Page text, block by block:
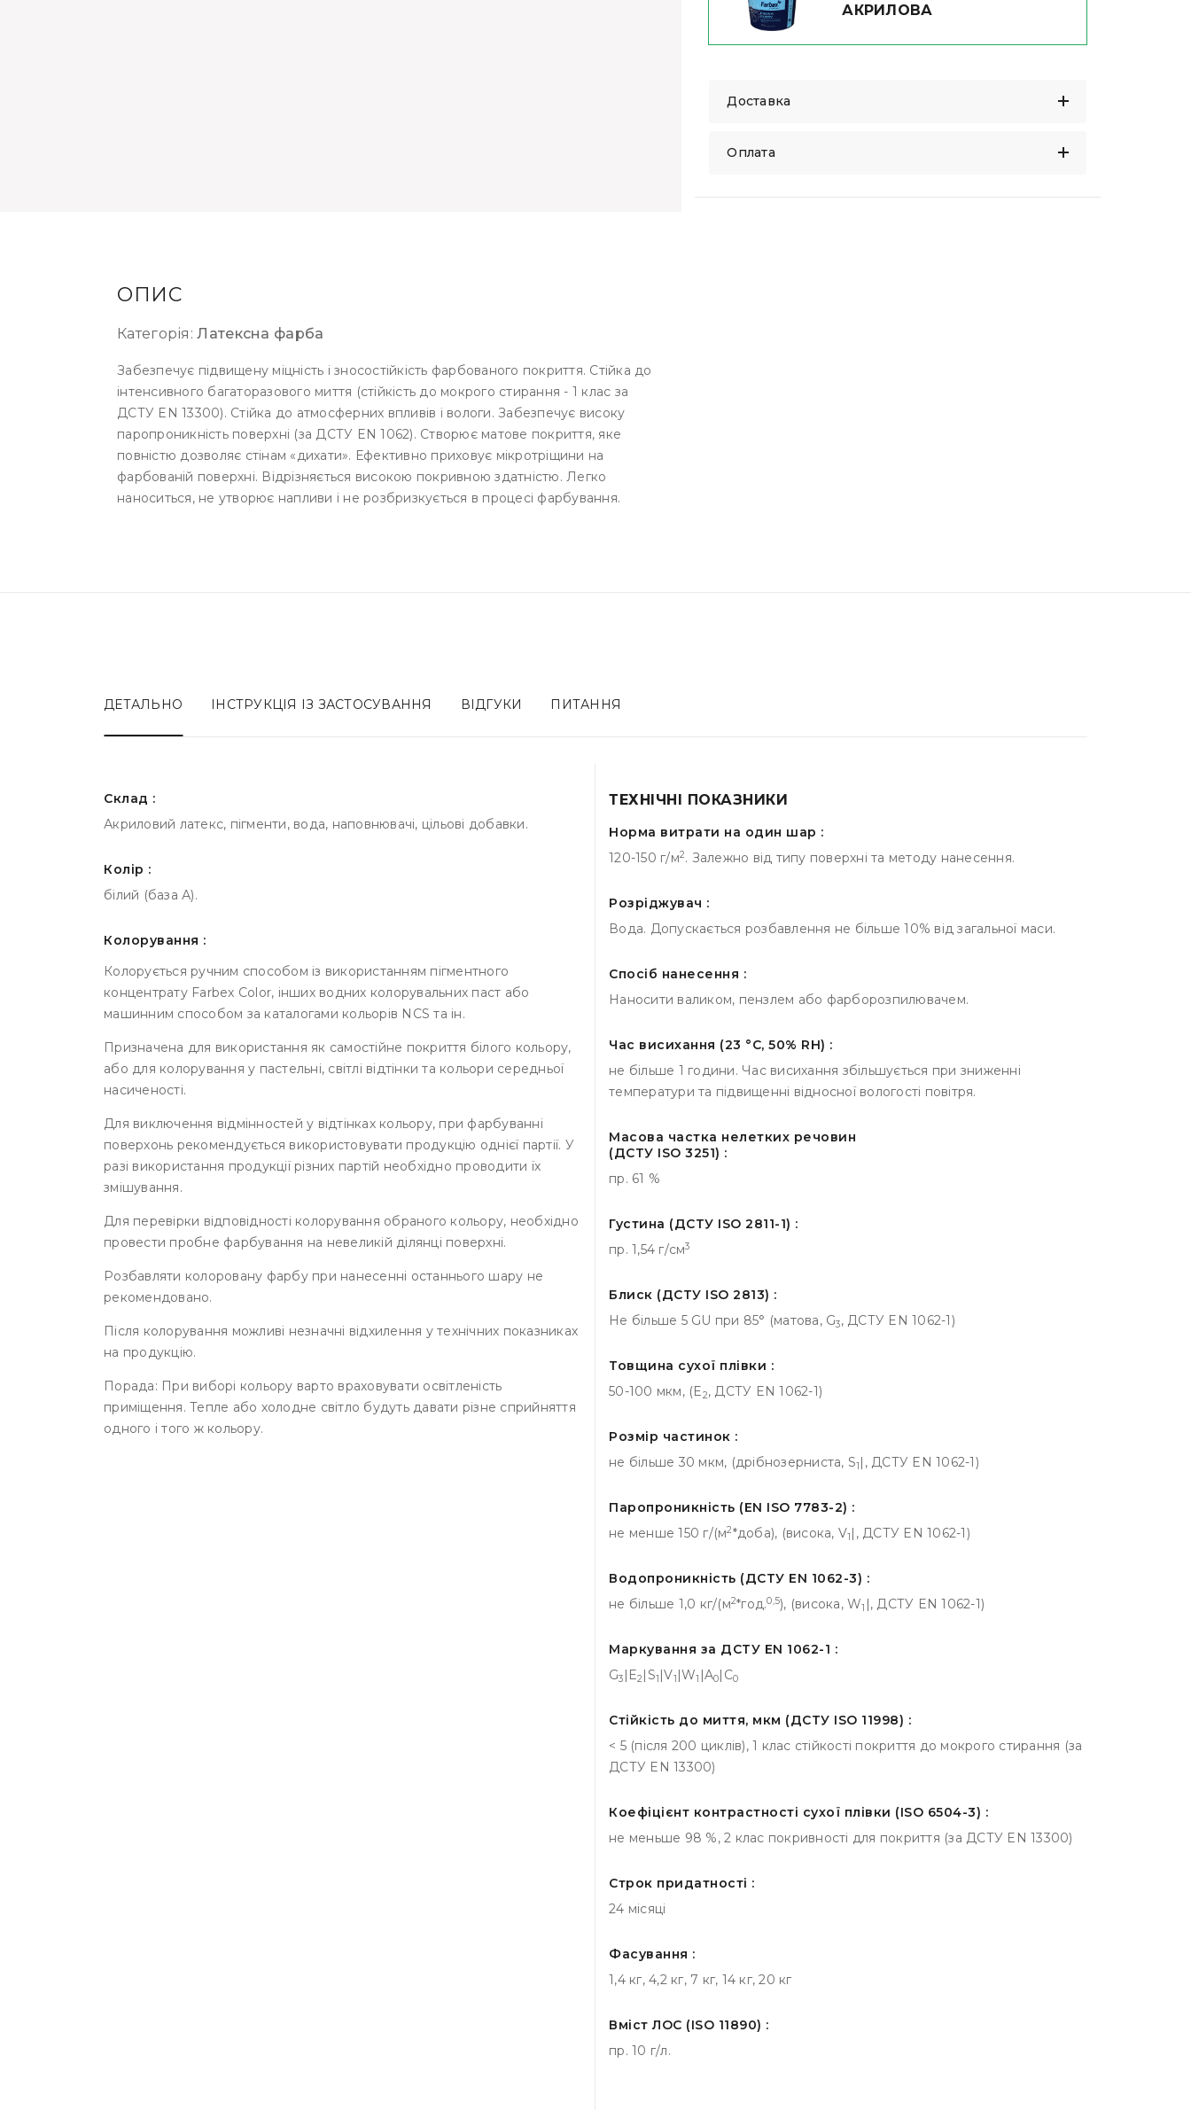
АКРИЛОВА
Доставка
Оплата
ОПИС
Категорія:Латексна фарба
Забезпечує підвищену міцність і зносостійкість фарбованого покриття. Стійка до
інтенсивного багаторазового миття (стійкість до мокрого стирання - 1 клас за
ДСТУ EN 13300). Стійка до атмосферних впливів і вологи. Забезпечує високу
паропроникність поверхні (за ДСТУ EN 1062). Створює матове покриття, яке
повністю дозволяє стінам «дихати». Ефективно приховує мікротріщини на
фарбованій поверхні. Відрізняється високою покривною здатністю. Легко
наноситься, не утворює напливи і не розбризкується в процесі фарбування.
ДЕТАЛЬНО ІНСТРУКЦІЯ ІЗ ЗАСТОСУВАННЯ ВІДГУКИ ПИТАННЯ
Склад :
Акриловий латекс, пігменти, вода, наповнювачі, цільові добавки.
Колір :
білий (база А).
Колорування :
Колорується ручним способом із використанням пігментного
концентрату Farbex Color, інших водних колорувальних паст або
машинним способом за каталогами кольорів NCS та ін.
Призначена для використання як самостійне покриття білого кольору,
або для колорування у пастельні, світлі відтінки та кольори середньої
насиченості.
Для виключення відмінностей у відтінках кольору, при фарбуванні
поверхонь рекомендується використовувати продукцію однієї партії. У
разі використання продукції різних партій необхідно проводити їх
змішування.
Для перевірки відповідності колорування обраного кольору, необхідно
провести пробне фарбування на невеликій ділянці поверхні.
Розбавляти колоровану фарбу при нанесенні останнього шару не
рекомендовано.
Після колорування можливі незначні відхилення у технічних показниках
на продукцію.
Порада: При виборі кольору варто враховувати освітленість
приміщення. Тепле або холодне світло будуть давати різне сприйняття
одного і того ж кольору.
ТЕХНІЧНІ ПОКАЗНИКИ
Норма витрати на один шар :
120-150 г/м2. Залежно від типу поверхні та методу нанесення.
Розріджувач :
Вода. Допускається розбавлення не більше 10% від загальної маси.
Спосіб нанесення :
Наносити валиком, пензлем або фарборозпилювачем.
Час висихання (23 °С, 50% RH) :
не більше 1 години. Час висихання збільшується при зниженні
температури та підвищенні відносної вологості повітря.
Масова частка нелетких речовин
(ДСТУ ISO 3251) :
пр. 61 %
Густина (ДСТУ ISO 2811-1) :
пр. 1,54 г/см3
Блиск (ДСТУ ISO 2813) :
Не більше 5 GU при 85° (матова, G3, ДСТУ EN 1062-1)
Товщина сухої плівки :
50-100 мкм, (E2, ДСТУ EN 1062-1)
Розмір частинок :
не більше 30 мкм, (дрібнозерниста, S1 |, ДСТУ EN 1062-1)
Паропроникність (EN ISO 7783-2) :
не менше 150 г/(м2*доба), (висока, V1 |, ДСТУ EN 1062-1)
Водопроникність (ДСТУ EN 1062-3) :
не більше 1,0 кг/(м2*год.0,5), (висока, W1 |, ДСТУ EN 1062-1)
Маркування за ДСТУ EN 1062-1 :
G3 |E2 |S1 |V1 |W1 |A0|C0
Стійкість до миття, мкм (ДСТУ ISO 11998) :
< 5 (після 200 циклів), 1 клас стійкості покриття до мокрого стирання (за
ДСТУ EN 13300)
Коефіцієнт контрастності сухої плівки (ISO 6504-3) :
не меньше 98 %, 2 клас покривності для покриття (за ДСТУ EN 13300)
Строк придатності :
24 місяці
Фасування :
1,4 кг, 4,2 кг, 7 кг, 14 кг, 20 кг
Вміст ЛОС (ISO 11890) :
пр. 10 г/л.